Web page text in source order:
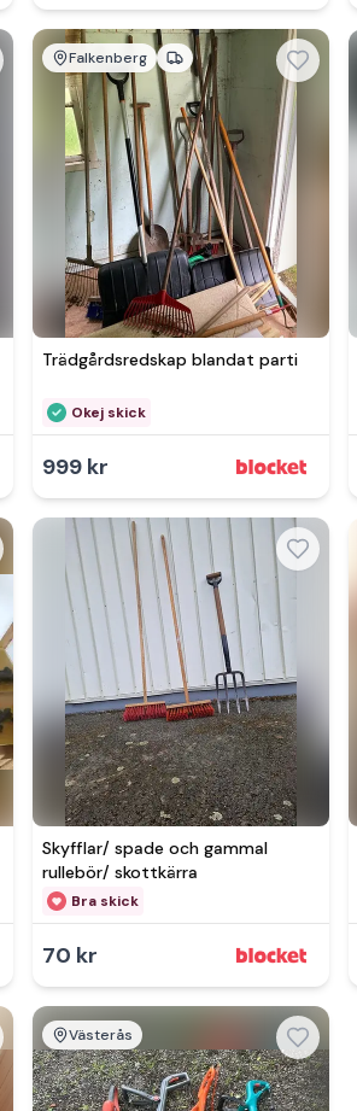
Falkenberg
Trädgårdsredskap blandat parti
Okej skick
999 kr
Skyfflar/ spade och gammal
rullebör/ skottkärra
Bra skick
70 kr
Västerås